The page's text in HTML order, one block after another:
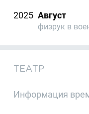
2025 Август
физрук в
ТЕАТР
Информация